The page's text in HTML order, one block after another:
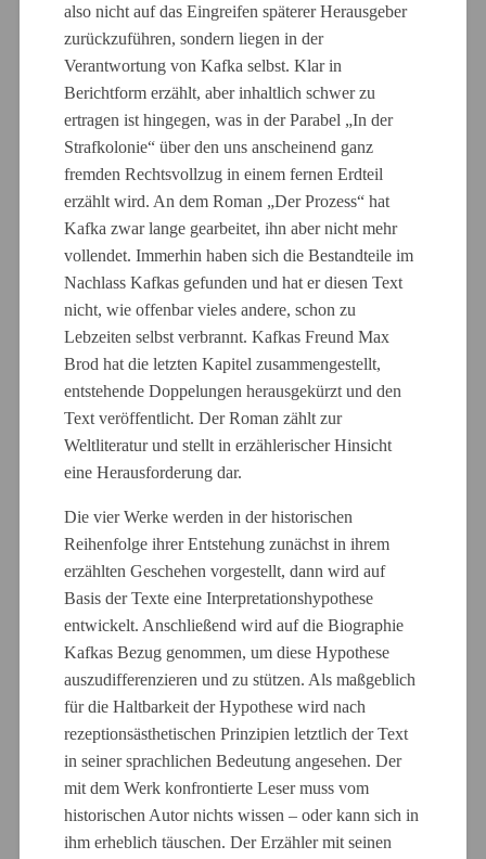
also nicht auf das Eingreifen späterer Herausgeber
zurückzuführen, sondern liegen in der
Verantwortung von Kafka selbst. Klar in
Berichtform erzählt, aber inhaltlich schwer zu
ertragen ist hingegen, was in der Parabel „In der
Strafkolonie“ über den uns anscheinend ganz
fremden Rechtsvollzug in einem fernen Erdteil
erzählt wird. An dem Roman „Der Prozess“ hat
Kafka zwar lange gearbeitet, ihn aber nicht mehr
vollendet. Immerhin haben sich die Bestandteile im
Nachlass Kafkas gefunden und hat er diesen Text
nicht, wie offenbar vieles andere, schon zu
Lebzeiten selbst verbrannt. Kafkas Freund Max
Brod hat die letzten Kapitel zusammengestellt,
entstehende Doppelungen herausgekürzt und den
Text veröffentlicht. Der Roman zählt zur
Weltliteratur und stellt in erzählerischer Hinsicht
eine Herausforderung dar.
Die vier Werke werden in der historischen
Reihenfolge ihrer Entstehung zunächst in ihrem
erzählten Geschehen vorgestellt, dann wird auf
Basis der Texte eine Interpretationshypothese
entwickelt. Anschließend wird auf die Biographie
Kafkas Bezug genommen, um diese Hypothese
auszudifferenzieren und zu stützen. Als maßgeblich
für die Haltbarkeit der Hypothese wird nach
rezeptionsästhetischen Prinzipien letztlich der Text
in seiner sprachlichen Bedeutung angesehen. Der
mit dem Werk konfrontierte Leser muss vom
historischen Autor nichts wissen – oder kann sich in
ihm erheblich täuschen. Der Erzähler mit seinen